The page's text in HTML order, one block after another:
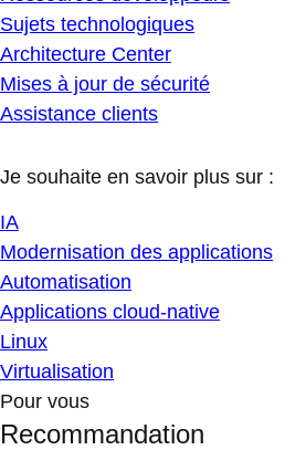
Sujets technologiques
Architecture Center
Mises à jour de sécurité
Assistance clients
Je souhaite en savoir plus sur :
IA
Modernisation des applications
Automatisation
Applications cloud-native
Linux
Virtualisation
Pour vous
Recommandation